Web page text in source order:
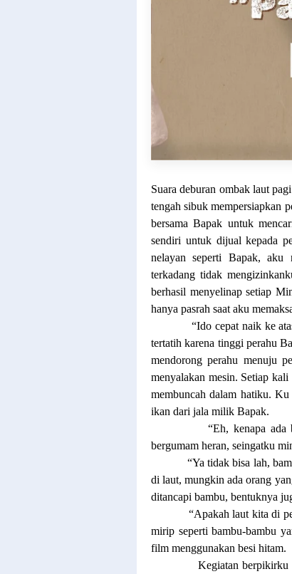
Suara deburan ombak laut
tengah sibuk mempersiapkan
bersama Bapak untuk
sendiri untuk dijual kepada
nelayan seperti Bapak,
terkadang tidak
berhasil menyelinap setiap
hanya pasrah saat aku
“Ido cepat naik ke
tertatih karena tinggi perahu
mendorong perahu menuju
menyalakan mesin. Setiap
membuncah dalam hatiku.
ikan dari jala milik Bapak.
“Eh, kenapa
bergumam heran, seingatku
“Ya tidak bisa lah,
di laut, mungkin ada orang
ditancapi bambu, bentuknya
“Apakah laut kita di
mirip seperti bambu-bambu
film menggunakan besi hitam.
Kegiatan berpikirku